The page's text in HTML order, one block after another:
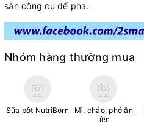
sẵn công cụ để pha.
Nhóm hàng thường mua
Sữa bột NutriBorn
Mì, cháo, phở ăn
liền